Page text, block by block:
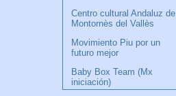
Centro cultural Andaluz de
Montornès del Vallès
Movimiento Piu por un
futuro mejor
Baby Box Team (Mx
iniciación)